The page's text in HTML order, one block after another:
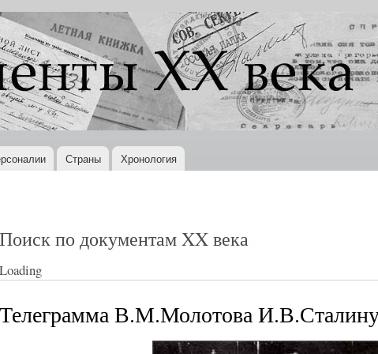
Перейти к
основному
содержанию
Страны Хронология
Поиск по документам XX века
Loading
Телеграмма В.М.Молотова